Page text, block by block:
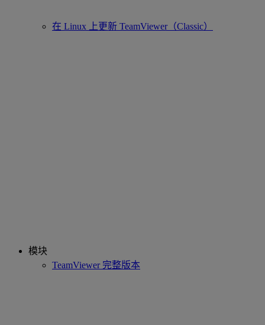
在 Linux 上更新 TeamViewer（Classic）
模块
TeamViewer 完整版本